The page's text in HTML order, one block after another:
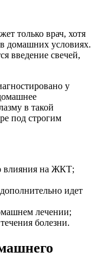
только врач, хотя
домашних условиях.
введение свечей,
у
в такой
под строгим
влияния на ЖКТ;
идет
лечении;
болезни.